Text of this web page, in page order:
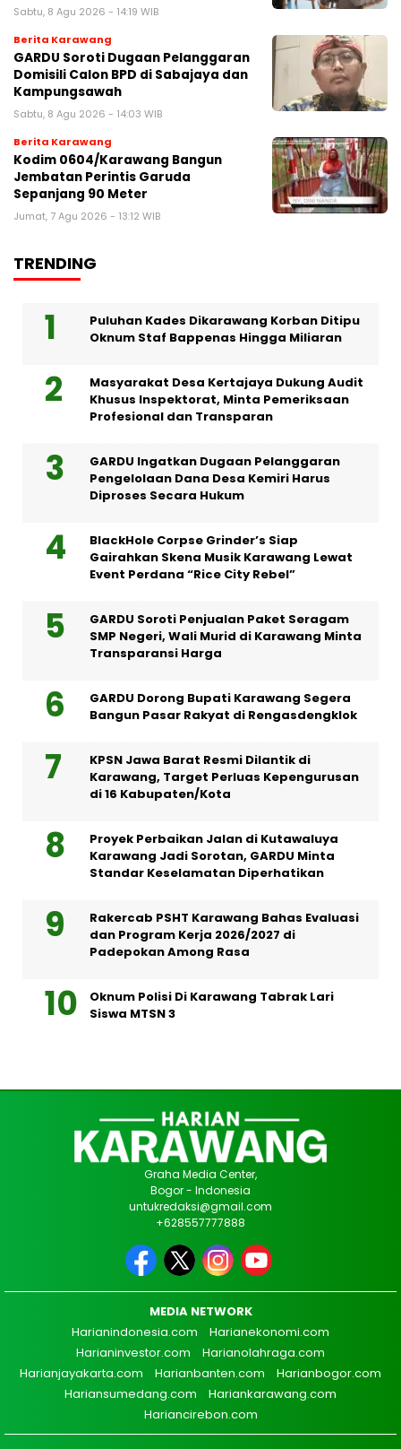
Sabtu, 8 Agu 2026 - 14:19 WIB
Berita Karawang
GARDU Soroti Dugaan Pelanggaran
Domisili Calon BPD di Sabajaya dan
Kampungsawah
Sabtu, 8 Agu 2026 - 14:03 WIB
Berita Karawang
Kodim 0604/Karawang Bangun
Jembatan Perintis Garuda
Sepanjang 90 Meter
Jumat, 7 Agu 2026 - 13:12 WIB
TRENDING
Puluhan Kades Dikarawang Korban Ditipu
Oknum Staf Bappenas Hingga Miliaran
Masyarakat Desa Kertajaya Dukung Audit
Khusus Inspektorat, Minta Pemeriksaan
Profesional dan Transparan
GARDU Ingatkan Dugaan Pelanggaran
Pengelolaan Dana Desa Kemiri Harus
Diproses Secara Hukum
BlackHole Corpse Grinder’s Siap
Gairahkan Skena Musik Karawang Lewat
Event Perdana “Rice City Rebel”
GARDU Soroti Penjualan Paket Seragam
SMP Negeri, Wali Murid di Karawang Minta
Transparansi Harga
GARDU Dorong Bupati Karawang Segera
Bangun Pasar Rakyat di Rengasdengklok
KPSN Jawa Barat Resmi Dilantik di
Karawang, Target Perluas Kepengurusan
di 16 Kabupaten/Kota
Proyek Perbaikan Jalan di Kutawaluya
Karawang Jadi Sorotan, GARDU Minta
Standar Keselamatan Diperhatikan
Rakercab PSHT Karawang Bahas Evaluasi
dan Program Kerja 2026/2027 di
Padepokan Among Rasa
Oknum Polisi Di Karawang Tabrak Lari
Siswa MTSN 3
Graha Media Center,
Bogor - Indonesia
untukredaksi@gmail.com
+628557777888
MEDIA NETWORK
Harianindonesia.com
Harianekonomi.com
Harianinvestor.com
Harianolahraga.com
Harianjayakarta.com
Harianbanten.com
Harianbogor.com
Hariansumedang.com
Hariankarawang.com
Hariancirebon.com